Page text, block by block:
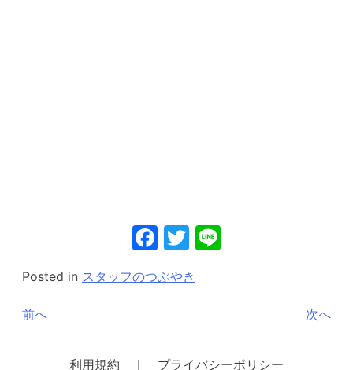
Facebook
Twitter
Posted in スタッフのつぶやき
投
前へ 次へ
利用規約 ｜ プライバシーポリシー